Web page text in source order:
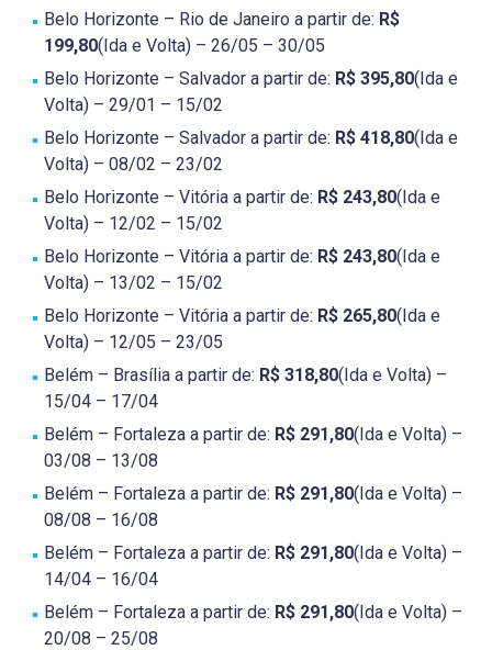
Belo Horizonte – Rio de Janeiro a partir de: R$
199,80(Ida e Volta) – 26/05 – 30/05
Belo Horizonte – Salvador a partir de: R$ 395,80(Ida e
Volta) – 29/01 – 15/02
Belo Horizonte – Salvador a partir de: R$ 418,80(Ida e
Volta) – 08/02 – 23/02
Belo Horizonte – Vitória a partir de: R$ 243,80(Ida e
Volta) – 12/02 – 15/02
Belo Horizonte – Vitória a partir de: R$ 243,80(Ida e
Volta) – 13/02 – 15/02
Belo Horizonte – Vitória a partir de: R$ 265,80(Ida e
Volta) – 12/05 – 23/05
Belém – Brasília a partir de: R$ 318,80(Ida e Volta) –
15/04 – 17/04
Belém – Fortaleza a partir de: R$ 291,80(Ida e Volta) –
03/08 – 13/08
Belém – Fortaleza a partir de: R$ 291,80(Ida e Volta) –
08/08 – 16/08
Belém – Fortaleza a partir de: R$ 291,80(Ida e Volta) –
14/04 – 16/04
Belém – Fortaleza a partir de: R$ 291,80(Ida e Volta) –
20/08 – 25/08